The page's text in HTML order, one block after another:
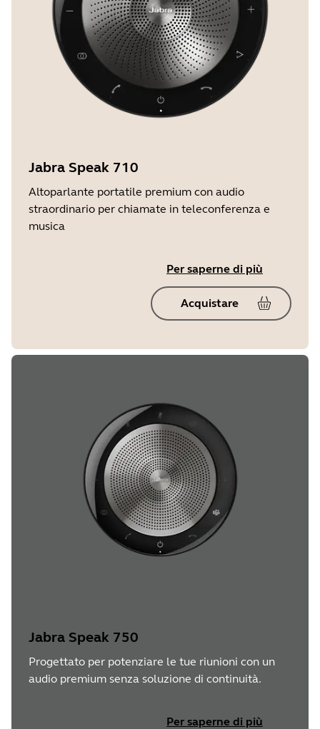
Jabra Speak 710
Altoparlante portatile premium con audio
straordinario per chiamate in teleconferenza e
musica
Per saperne di più
Acquistare
Jabra Speak 750
Progettato per potenziare le tue riunioni con un
audio premium senza soluzione di continuità.
Per saperne di più